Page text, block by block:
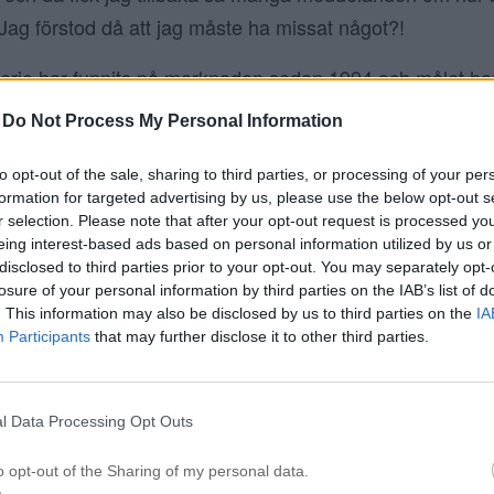
Do Not Process My Personal Information
opt-out of the sale, sharing to third parties, or processing of your
for targeted advertising by us, please use the below opt-out
selection. Please note that after your opt-out request is processed
interest-based ads based on personal information utilized by us
to third parties prior to your opt-out. You may separately
of your personal information by third parties on the IAB’s list of
This information may also be disclosed by us to third parties on the
Participants that may further disclose it to other third parties.
Data Processing Opt Outs
opt-out of the Sharing of my personal data.
förstod då att jag måste ha missat något?!
har funnits på marknaden sedan 1994 och målet
för huden. Många av produkterna är veganvänliga
kan niklicka här (LÄNK).